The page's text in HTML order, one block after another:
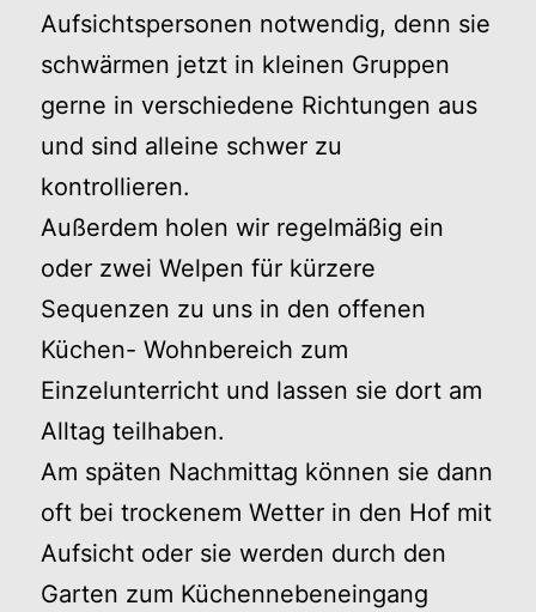
Aufsichtspersonen notwendig, denn sie
schwärmen jetzt in kleinen Gruppen
gerne in verschiedene Richtungen aus
und sind alleine schwer zu
kontrollieren.
Außerdem holen wir regelmäßig ein
oder zwei Welpen für kürzere
Sequenzen zu uns in den offenen
Küchen- Wohnbereich zum
Einzelunterricht und lassen sie dort am
Alltag teilhaben.
Am späten Nachmittag können sie dann
oft bei trockenem Wetter in den Hof mit
Aufsicht oder sie werden durch den
Garten zum Küchennebeneingang